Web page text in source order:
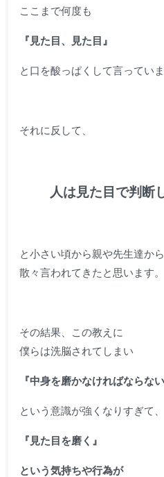
ここまで何度も
『見た目、見た目』
と口を酸っぱくして言っていま
それに反して、
人は見た目で判断
と小さい頃から親や先生達から
散々言われてきたと思います。
その結果、この教えに
僕らは洗脳されてしまい
『中身を磨かなければならない
という意識が強くなりすぎて、
『見た目を磨く』
という気持ちや行為が